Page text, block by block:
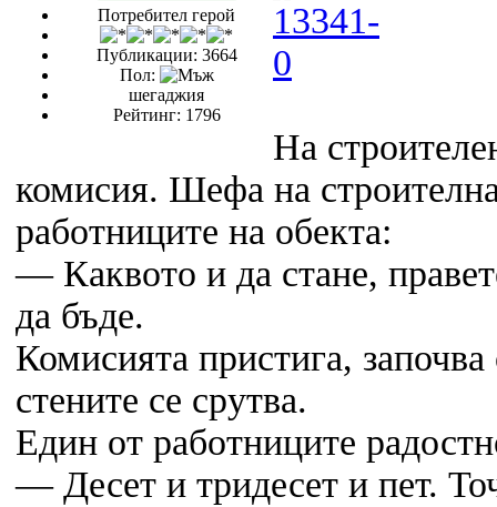
Потребител герой
Публикации: 3664
Пол:
шегаджия
Рейтинг: 1796
На
комисия. Шефа на
работниците на обекта:
— Каквото и да стане,
да бъде.
Комисията пристига,
стените се срутва.
Един от работниците
— Десет и тридесет и пет.